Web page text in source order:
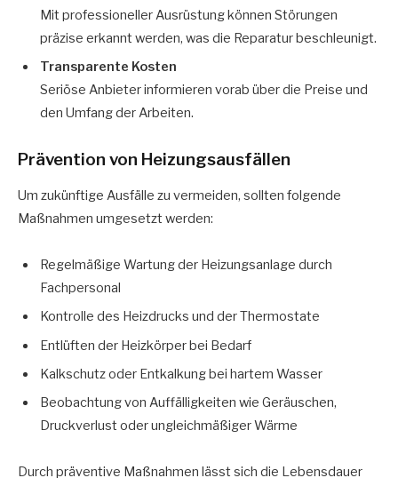
Mit professioneller Ausrüstung können Störungen
präzise erkannt werden, was die Reparatur beschleunigt.
Transparente Kosten
Seriöse Anbieter informieren vorab über die Preise und
den Umfang der Arbeiten.
Prävention von Heizungsausfällen
Um zukünftige Ausfälle zu vermeiden, sollten folgende
Maßnahmen umgesetzt werden:
Regelmäßige Wartung der Heizungsanlage durch
Fachpersonal
Kontrolle des Heizdrucks und der Thermostate
Entlüften der Heizkörper bei Bedarf
Kalkschutz oder Entkalkung bei hartem Wasser
Beobachtung von Auffälligkeiten wie Geräuschen,
Druckverlust oder ungleichmäßiger Wärme
Durch präventive Maßnahmen lässt sich die Lebensdauer